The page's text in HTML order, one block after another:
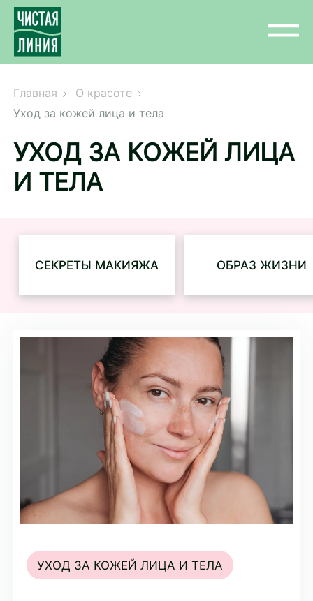
Главная
О красоте
Уход за кожей лица и тела
УХОД ЗА КОЖЕЙ ЛИЦА
И ТЕЛА
СЕКРЕТЫ МАКИЯЖА ОБРАЗ ЖИЗНИ
УХОД ЗА КОЖЕЙ ЛИЦА И ТЕЛА